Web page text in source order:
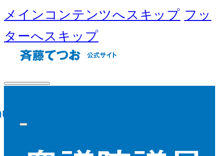
メインコンテンツへスキップ フッ
ターへスキップ